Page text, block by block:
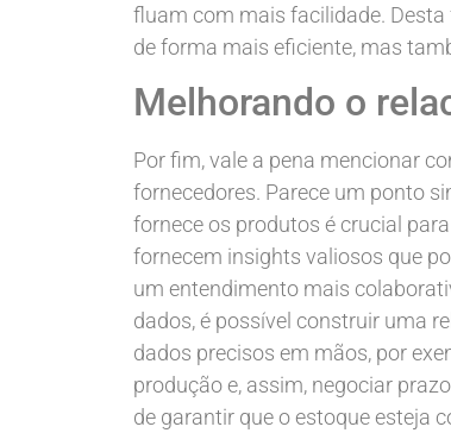
fluam com mais facilidade.
de forma mais eficiente, mas
Melhorando o
Por fim, vale a pena mencionar
fornecedores. Parece um ponto
fornece os produtos é crucial
fornecem insights valiosos que
um entendimento mais
dados, é possível construir uma
dados precisos em mãos, por
produção e, assim, negociar
de garantir que o estoque esteja